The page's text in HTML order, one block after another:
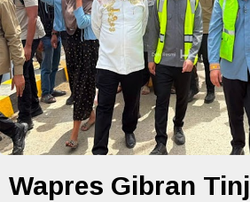
Wapres Gibran